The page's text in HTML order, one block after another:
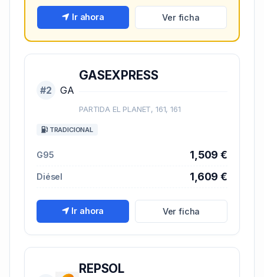
Ir ahora Ver ficha
#2 GA
GASEXPRESS
PARTIDA EL PLANET, 161, 161
TRADICIONAL
G95 1,509 €
Diésel 1,609 €
Ir ahora Ver ficha
REPSOL